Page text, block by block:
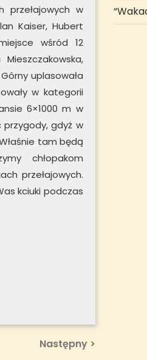
przełajowych w
Kaiser, Hubert
wśród 12
uplasowała
w kategorii
6×1000 m w
przygody, gdyż w
tam będą
chłopakom
przełajowych.
kciuki podczas
Next
Następny >